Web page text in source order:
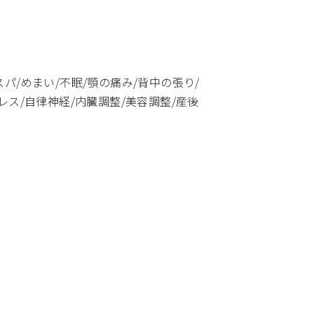
/めまい/不眠/顎の痛み/背中の張り/
ス/自律神経/内臓調整/美容調整/産後